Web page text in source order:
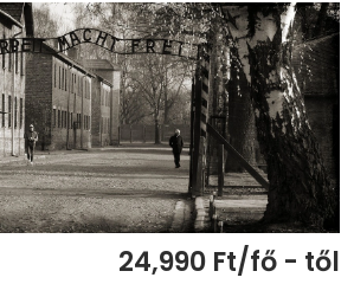
24,990 Ft/fő - től